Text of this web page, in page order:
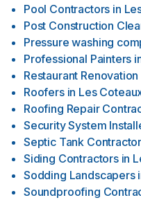
Pool Contractors in
Post Construction
Pressure washing
Professional Painters
Restaurant
Roofers in Les
Roofing Repair
Security System
Septic Tank
Siding Contractors in
Sodding Landscapers
Soundproofing